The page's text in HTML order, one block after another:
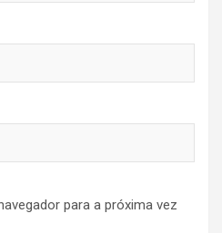
para a próxima vez